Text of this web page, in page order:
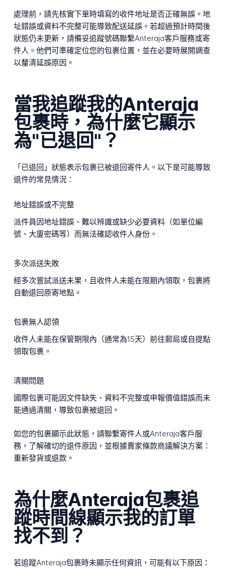
處理前，請先核實下單時填寫的收件地址是否正確無誤。地
址錯誤或資料不完整可能導致配送延誤。若超過預計時間後
狀態仍未更新，請備妥追蹤號碼聯繫Anteraja客戶服務或寄
件人。他們可準確定位您的包裹位置，並在必要時展開調查
以釐清延誤原因。
當我追蹤我的Anteraja
包裹時，為什麼它顯示
為"已退回"？
「已退回」狀態表示包裹已被退回寄件人。以下是可能導致
退件的常見情況：
地址錯誤或不完整
派件員因地址錯誤、難以辨識或缺少必要資料（如單位編
號、大廈密碼等）而無法確認收件人身份。
多次派送失敗
經多次嘗試派送未果，且收件人未能在限期內領取，包裹將
自動退回原寄地點。
包裹無人認領
收件人未能在保管期限內（通常為15天）前往郵局或自提點
領取包裹。
清關問題
國際包裹可能因文件缺失、資料不完整或申報價值錯誤而未
能通過清關，導致包裹被退回。
如您的包裹顯示此狀態，請聯繫寄件人或Anteraja客戶服
務，了解確切的退件原因，並根據賣家條款商議解決方案：
重新發貨或退款。
為什麼Anteraja包裹追
蹤時間線顯示我的訂單
找不到？
若追蹤Anteraja包裹時未顯示任何資訊，可能有以下原因：